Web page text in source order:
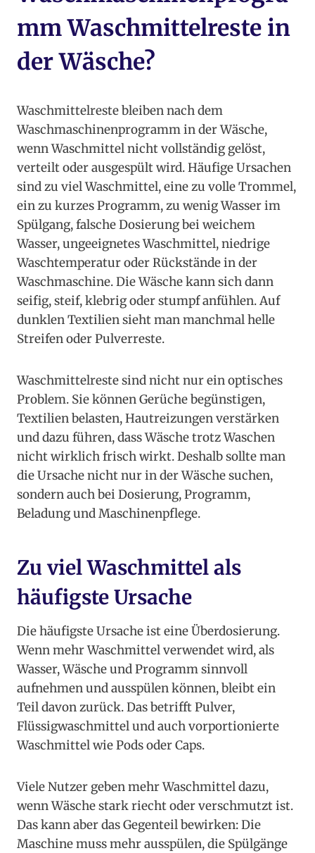
mm Waschmittelreste in
der Wäsche?
Waschmittelreste bleiben nach dem
Waschmaschinenprogramm in der Wäsche,
wenn Waschmittel nicht vollständig gelöst,
verteilt oder ausgespült wird. Häufige Ursachen
sind zu viel Waschmittel, eine zu volle Trommel,
ein zu kurzes Programm, zu wenig Wasser im
Spülgang, falsche Dosierung bei weichem
Wasser, ungeeignetes Waschmittel, niedrige
Waschtemperatur oder Rückstände in der
Waschmaschine. Die Wäsche kann sich dann
seifig, steif, klebrig oder stumpf anfühlen. Auf
dunklen Textilien sieht man manchmal helle
Streifen oder Pulverreste.
Waschmittelreste sind nicht nur ein optisches
Problem. Sie können Gerüche begünstigen,
Textilien belasten, Hautreizungen verstärken
und dazu führen, dass Wäsche trotz Waschen
nicht wirklich frisch wirkt. Deshalb sollte man
die Ursache nicht nur in der Wäsche suchen,
sondern auch bei Dosierung, Programm,
Beladung und Maschinenpflege.
Zu viel Waschmittel als
häufigste Ursache
Die häufigste Ursache ist eine Überdosierung.
Wenn mehr Waschmittel verwendet wird, als
Wasser, Wäsche und Programm sinnvoll
aufnehmen und ausspülen können, bleibt ein
Teil davon zurück. Das betrifft Pulver,
Flüssigwaschmittel und auch vorportionierte
Waschmittel wie Pods oder Caps.
Viele Nutzer geben mehr Waschmittel dazu,
wenn Wäsche stark riecht oder verschmutzt ist.
Das kann aber das Gegenteil bewirken: Die
Maschine muss mehr ausspülen, die Spülgänge